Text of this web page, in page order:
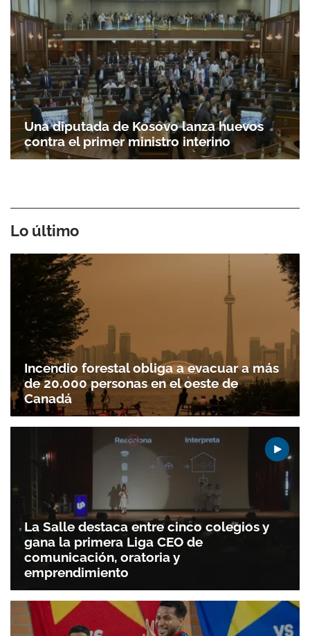
Una diputada de Kosovo lanza huevos
contra el primer ministro interino
Lo último
Incendio forestal obliga a evacuar a más
de 20.000 personas en el oeste de
Canadá
La Salle destaca entre cinco colegios y
gana la primera Liga CEO de
comunicación, oratoria y
emprendimiento